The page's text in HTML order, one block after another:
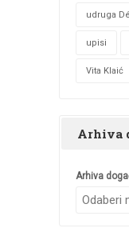
udruga
upisi
Vita Klaić
Arhiva
Arhiva